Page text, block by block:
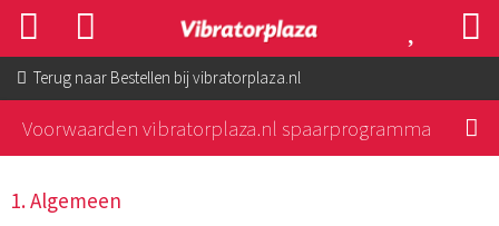
Terug naar Bestellen bij vibratorplaza.nl
Voorwaarden vibratorplaza.nl spaarprogramma
1. Algemeen